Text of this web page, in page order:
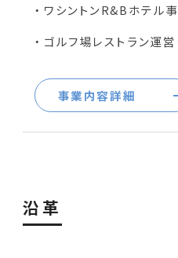
ワシントンR&Bホテル
ゴルフ場レストラン運
事業内容詳細
沿革